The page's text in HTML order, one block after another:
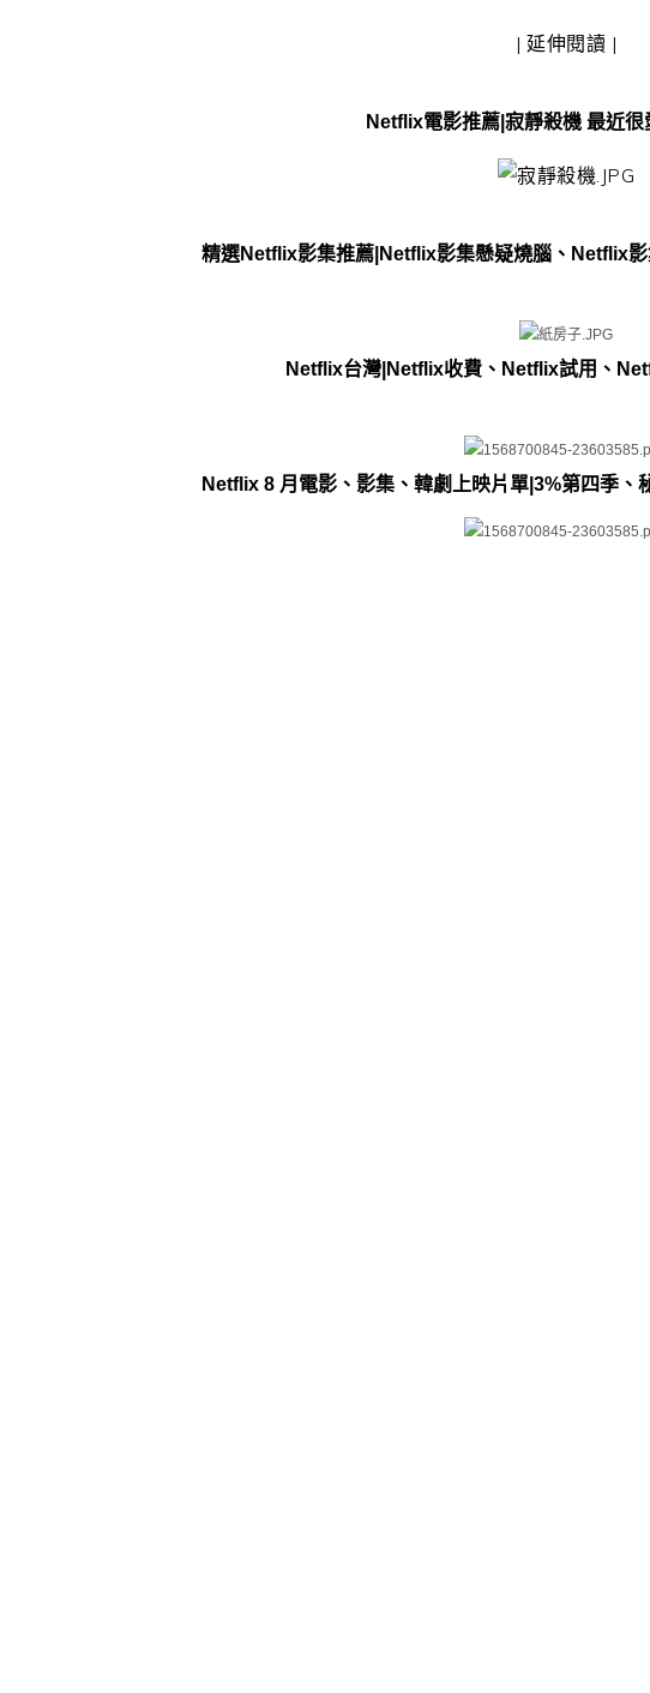
| 延伸閱讀 |
Netflix電影推薦|寂靜殺機 最近
精選Netflix影集推薦|Netflix影集懸疑燒腦、Netflix
Netflix台灣|Netflix收費、Netflix試用、
Netflix 8 月電影、影集、韓劇上映片單|3%第四季